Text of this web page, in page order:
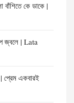
কে ডাকে |
জ্বলে | Lata
একবারই